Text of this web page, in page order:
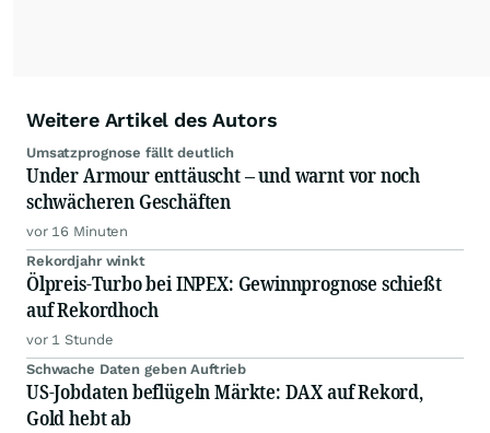
Weitere Artikel des Autors
Umsatzprognose fällt deutlich
Under Armour enttäuscht – und warnt vor noch
schwächeren Geschäften
vor 16 Minuten
Rekordjahr winkt
Ölpreis-Turbo bei INPEX: Gewinnprognose schießt
auf Rekordhoch
vor 1 Stunde
Schwache Daten geben Auftrieb
US-Jobdaten beflügeln Märkte: DAX auf Rekord,
Gold hebt ab